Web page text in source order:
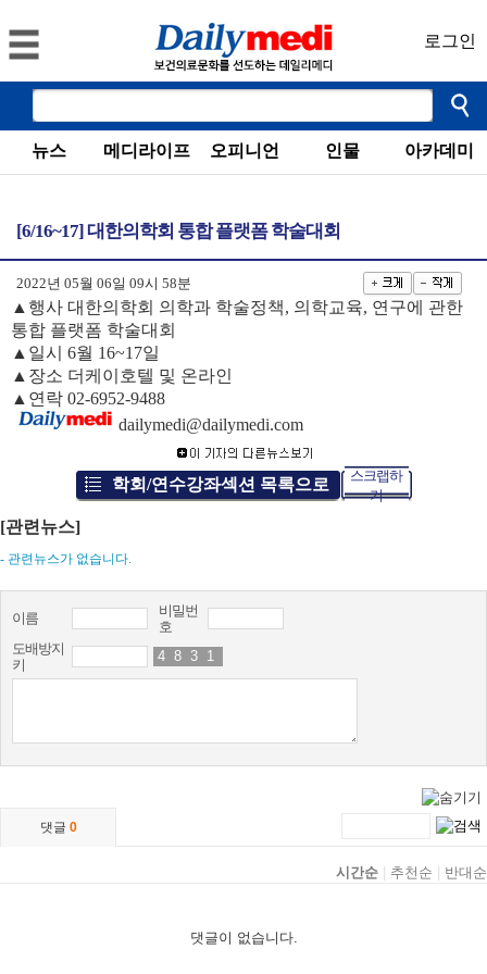
로그인
뉴스 메디라이프 오피니언 인물 아카데미
[6/16~17] 대한의학회 통합 플랫폼 학술대회
2022년 05월 06일 09시 58분
▲행사 대한의학회 의학과 학술정책, 의학교육, 연구에 관한
통합 플랫폼 학술대회
▲일시 6월 16~17일
▲장소 더케이호텔 및 온라인
▲연락 02-6952-9488
dailymedi@dailymedi.com
학회/연수강좌섹션 목록으로
스크랩하
기
[관련뉴스]
- 관련뉴스가 없습니다.